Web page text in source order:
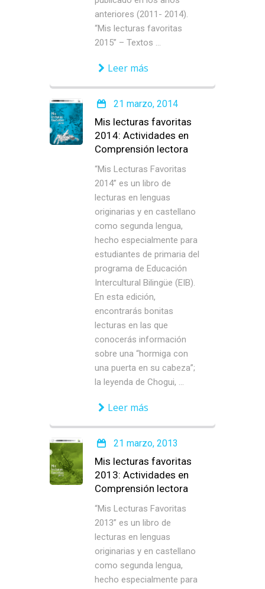
anteriores (2011- 2014).
“Mis lecturas favoritas
2015” – Textos ...
Leer más
21 marzo, 2014
Mis lecturas favoritas
2014: Actividades en
Comprensión lectora
“Mis Lecturas Favoritas
2014” es un libro de
lecturas en lenguas
originarias y en castellano
como segunda lengua,
hecho especialmente para
estudiantes de primaria del
programa de Educación
Intercultural Bilingüe (EIB).
En esta edición,
encontrarás bonitas
lecturas en las que
conocerás información
sobre una “hormiga con
una puerta en su cabeza”;
la leyenda de Chogui, ...
Leer más
21 marzo, 2013
Mis lecturas favoritas
2013: Actividades en
Comprensión lectora
“Mis Lecturas Favoritas
2013” es un libro de
lecturas en lenguas
originarias y en castellano
como segunda lengua,
hecho especialmente para